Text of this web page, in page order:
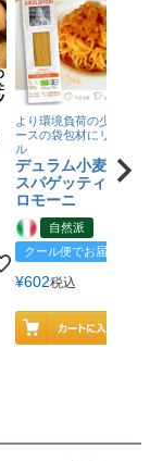
より環境負荷の少ない紙
ースの袋包材にリニュー
ル
デュラム小麦 有
スパゲッティ／ジ
ロモーニ
自然派
クール便でお届け
¥602税込